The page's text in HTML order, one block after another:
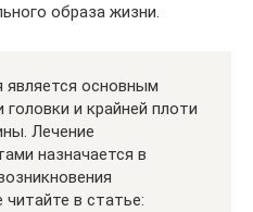
образа жизни.
является основным
и крайней плоти
Лечение
назначается в
в статье: